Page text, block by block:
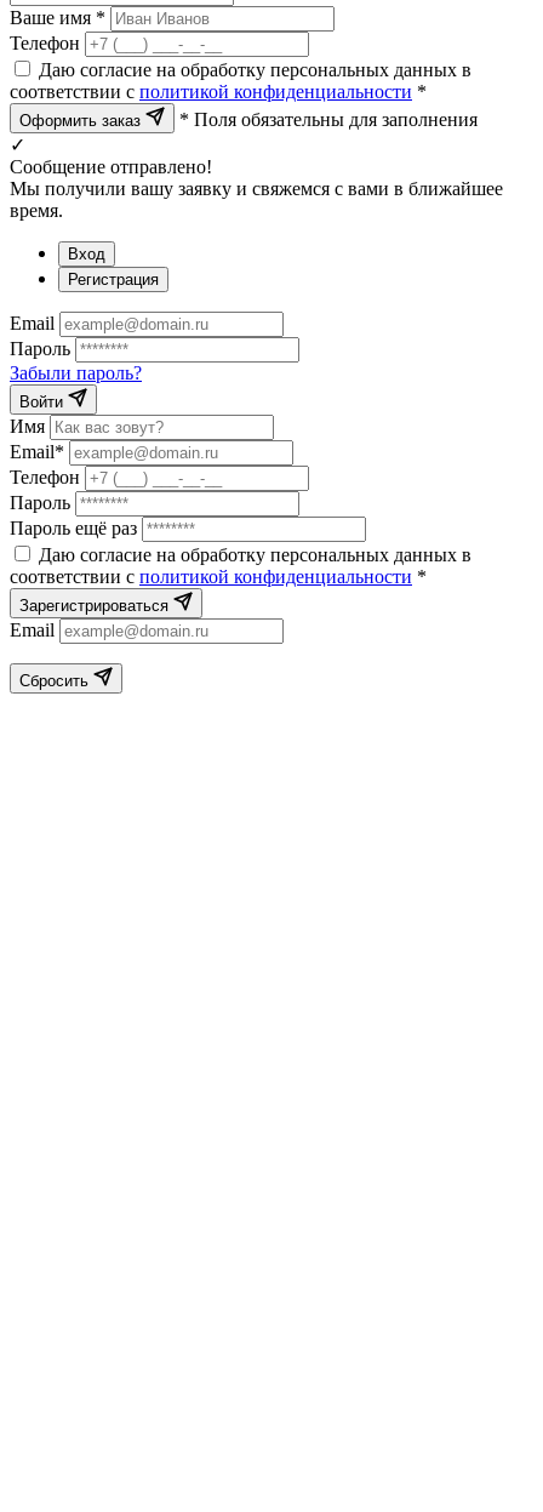
Ваше имя *
Телефон
Даю согласие на обработку персональных данных в
соответствии с политикой конфиденциальности *
Оформить заказ
* Поля обязательны для заполнения
✓
Сообщение отправлено!
Мы получили вашу заявку и свяжемся с вами в ближайшее
время.
Вход
Регистрация
Email
Пароль
Забыли пароль?
Войти
Имя
Email*
Телефон
Пароль
Пароль ещё раз
Даю согласие на обработку персональных данных в
соответствии с политикой конфиденциальности *
Зарегистрироваться
Email
Сбросить